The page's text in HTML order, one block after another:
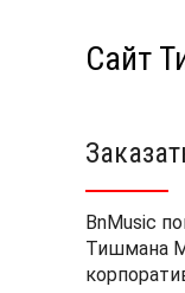
Сайт
BnMusic
Тишмана